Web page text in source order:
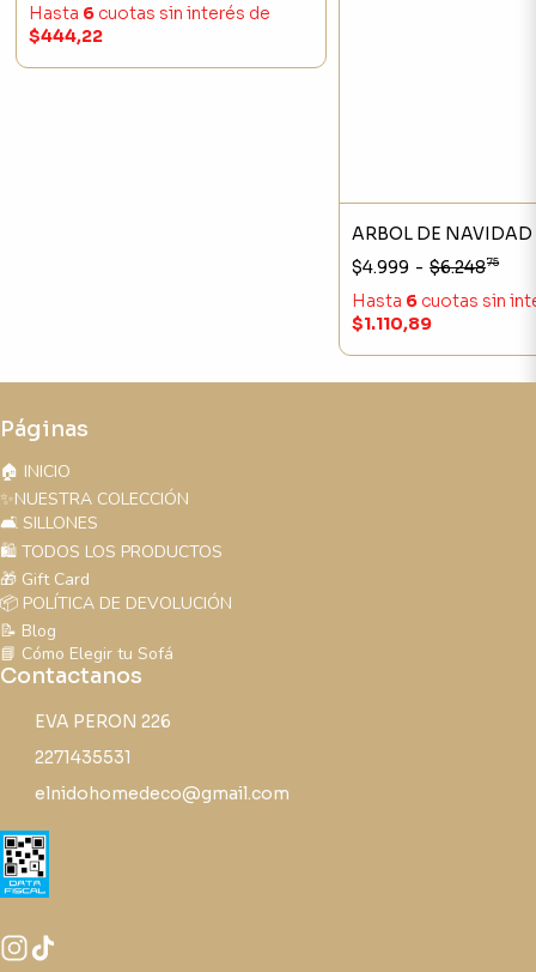
Hasta 6cuotas sin interés de
$444,22
ARBOL DE
$4.999 - $6.24875
Hasta 6 cuotas sin
$1.110,89
Páginas
🏠 INICIO
✨NUESTRA COLECCIÓN
🛋️ SILLONES
🛍️ TODOS LOS PRODUCTOS
🎁 Gift Card
📦 POLÍTICA DE DEVOLUCIÓN
📝 Blog
📘 Cómo Elegir tu Sofá
Contactanos
EVA PERON 226
2271435531
elnidohomedeco@gmail.com